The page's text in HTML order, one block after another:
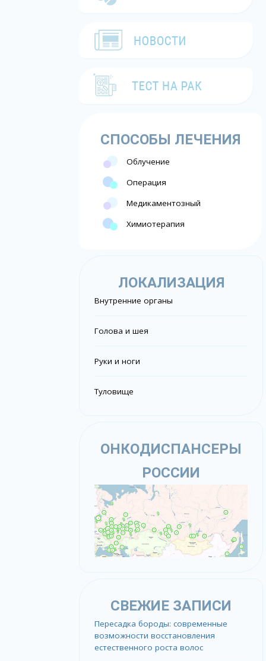
СПОСОБЫ ЛЕЧЕНИЯ
Облучение
Операция
Медикаментозный
Химиотерапия
ЛОКАЛИЗАЦИЯ
Внутренние органы
Голова и шея
Руки и ноги
Туловище
ОНКОДИСПАНСЕРЫ
РОССИИ
СВЕЖИЕ ЗАПИСИ
Пересадка бороды: современные
возможности восстановления
естественного роста волос